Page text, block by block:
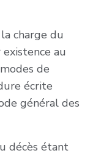
charge du
au
de
écrite
général des
décès étant